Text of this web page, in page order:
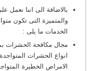
بالاضافة الى اننا نعمل
والمتميزة التى تكون
الخدمات ما يلى :
مجال مكافحة الحشرات
انواع الحشرات
الامراض الخطيرة